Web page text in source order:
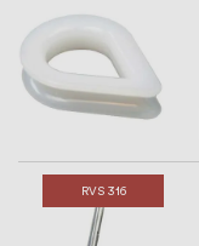
RVS 316